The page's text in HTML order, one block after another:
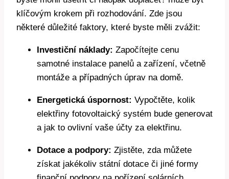
klíčovým krokem při rozhodování. Zde jsou
některé důležité faktory, které byste měli zvážit:
Investiční náklady: Započítejte cenu
samotné instalace panelů a zařízení, včetně
montáže a případných úprav na domě.
Energetická úspornost: Vypočtěte, kolik
elektřiny fotovoltaický systém bude generovat
a jak to ovlivní vaše účty za elektřinu.
Dotace a podpory: Zjistěte, zda můžete
získat jakékoliv státní dotace či jiné formy